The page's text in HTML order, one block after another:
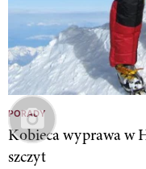
PORADY
Kobieca wyprawa w
szczyt